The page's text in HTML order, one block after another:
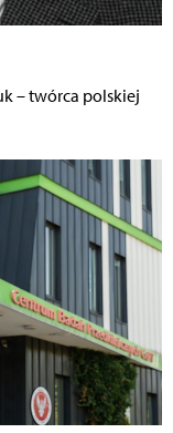
– twórca polskiej